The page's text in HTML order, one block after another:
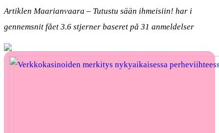
Artiklen Maarianvaara – Tutustu sään ihmeisiin! har i
gennemsnit fået 3.6 stjerner baseret på 31 anmeldelser